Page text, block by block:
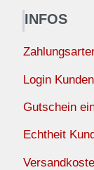
INFOS
Login
Gutschein
Echtheit